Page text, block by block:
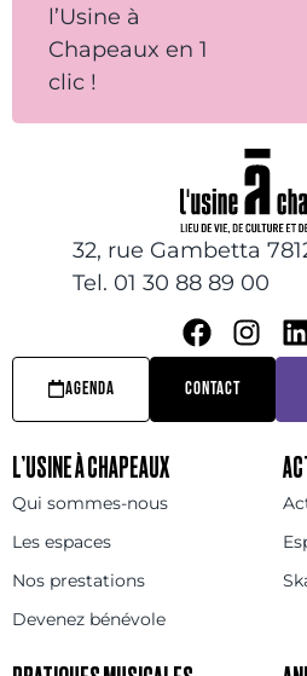
l’Usine à
Chapeaux en 1
clic !
32, rue Gambetta
Tel. 01 30 88 89 00
AGENDA CONTACT
L’USINE À CHAPEAUX
Qui sommes-nous
Les espaces
Nos prestations
Devenez bénévole